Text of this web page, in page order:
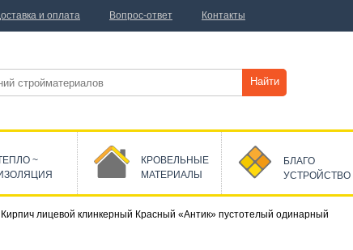
Кирпич лицевой клинкерный Красный «Антик» пустотелый одинарный
Найти
~
КРОВЕЛЬНЫЕ
МАТЕРИАЛЫ
БЛАГО
УСТРОЙСТВО
и оплата Вопрос-ответ Контакты